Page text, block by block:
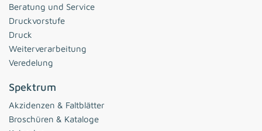
Beratung und Service
Druckvorstufe
Druck
Weiterverarbeitung
Veredelung
Spektrum
Akzidenzen & Faltblätter
Broschüren & Kataloge